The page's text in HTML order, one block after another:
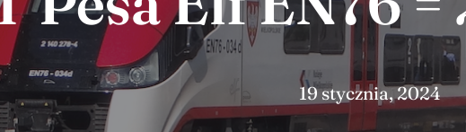
19 stycznia, 2024